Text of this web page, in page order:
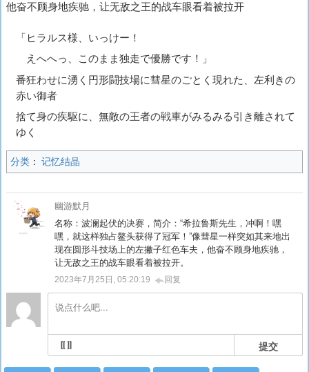
他奋不顾身地疾驰，让无敌之王的战车眼看着被拉开
「ヒラルス様、いっけー！
えへへっ、このまま独走で優勝です！」
番狂わせに湧く円形闘技場に彗星のごとく現れた、左利きの
赤い御者
捨て身の疾駆に、無敵の王者の戦車がみるみる引き離されて
ゆく
分类： 记忆结晶
幽游默月
名称：波澜起伏的决赛，简介：“希拉鲁斯先生，冲啊！嘿
嘿，就这样独占鳌头获得了冠军！”像彗星一样突如其来地出
现在圆形斗技场上的左撇子红色车夫，他奋不顾身地疾驰，
让无敌之王的战车眼看着被拉开。
2023年7月25日, 05:20:19 回复
提交